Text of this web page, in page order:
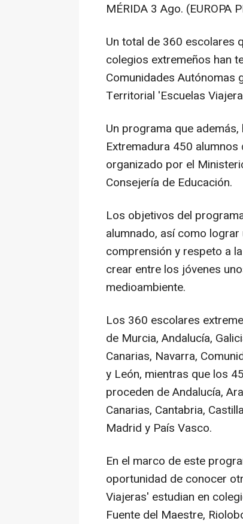
MÉRIDA 3 Ago. (EUROPA
Un total de 360 escolares
colegios extremeños han
Comunidades Autónomas
Territorial 'Escuelas
Un programa que
Extremadura 450
organizado por el
Consejería de Educación.
Los objetivos del
alumnado, así como
comprensión y respeto a
crear entre los jóvenes
medioambiente.
Los 360 escolares
de Murcia, Andalucía,
Canarias, Navarra,
y León, mientras que los
proceden de Andalucía,
Canarias, Cantabria,
Madrid y País Vasco.
En el marco de este
oportunidad de conocer
Viajeras' estudian en
Fuente del Maestre,